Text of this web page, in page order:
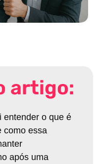
artigo:
entender o que é
como essa
após uma